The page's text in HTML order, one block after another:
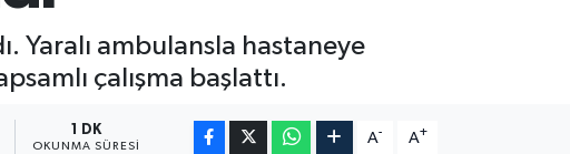
Yaralı ambulansla hastaneye
çalışma başlattı.
1 DK
OKUNMA SÜRESI
A- A+